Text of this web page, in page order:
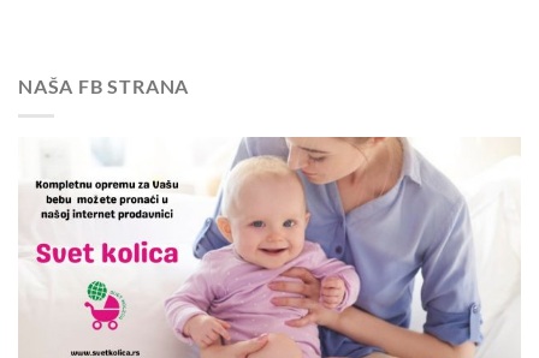
NAŠA FB STRANA